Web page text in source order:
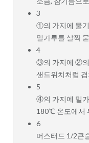
3
①의 가지에 물
밀가루를 살짝
4
③의 가지에 ②의
샌드위치처럼
5
④의 가지에 밀
180℃ 온도에서
6
머스터드 1/2큰